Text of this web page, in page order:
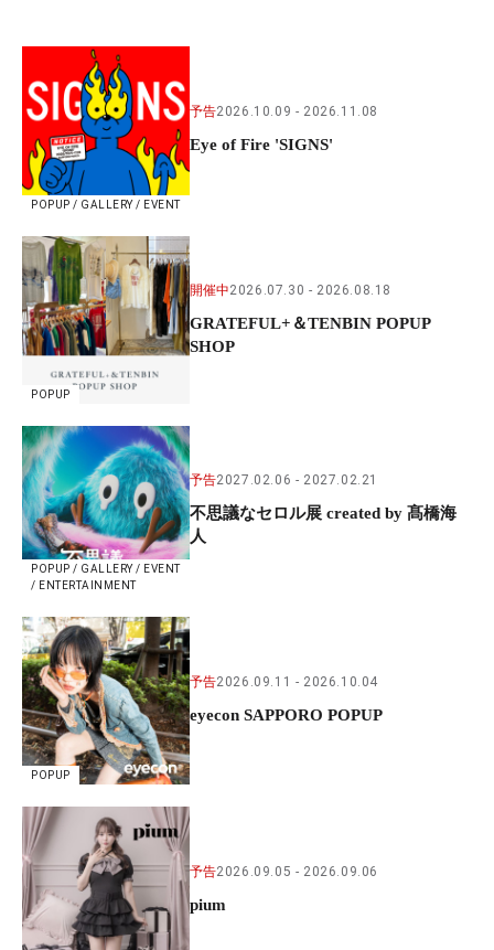
POPUP / GALLERY / EVENT
予告2026.10.09 2026.11.08
Eye of Fire 'SIGNS'
POPUP
開催中2026.07.30 2026.08.18
GRATEFUL+＆TENBIN POPUP
SHOP
POPUP / GALLERY / EVENT
/ ENTERTAINMENT
予告2027.02.06 2027.02.21
不思議なセロル展 created by 髙橋海
人
POPUP
予告2026.09.11 2026.10.04
eyecon SAPPORO POPUP
予告2026.09.05 2026.09.06
pium